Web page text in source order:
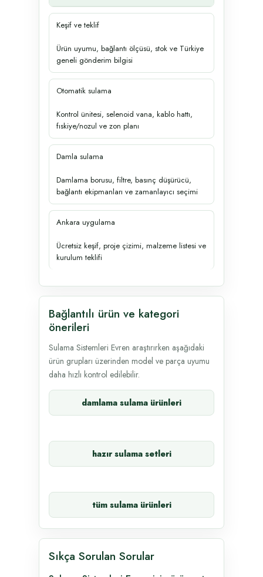
Keşif ve teklif
Ürün uyumu, bağlantı ölçüsü, stok ve Türkiye
geneli gönderim bilgisi
Otomatik sulama
Kontrol ünitesi, selenoid vana, kablo hattı,
fıskiye/nozul ve zon planı
Damla sulama
Damlama borusu, filtre, basınç düşürücü,
bağlantı ekipmanları ve zamanlayıcı seçimi
Ankara uygulama
Ücretsiz keşif, proje çizimi, malzeme listesi ve
kurulum teklifi
Bağlantılı ürün ve kategori
önerileri
Sulama Sistemleri Evren araştırırken aşağıdaki
ürün grupları üzerinden model ve parça uyumu
daha hızlı kontrol edilebilir.
damlama sulama ürünleri
hazır sulama setleri
tüm sulama ürünleri
Sıkça Sorulan Sorular